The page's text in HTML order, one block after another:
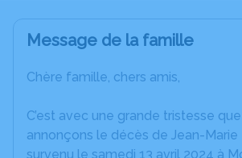
Message de la famille
Chère famille, chers amis,
C’est avec une grande tristesse
annonçons le décès de Jean-Marie
survenu le samedi 13 avril 2024 à